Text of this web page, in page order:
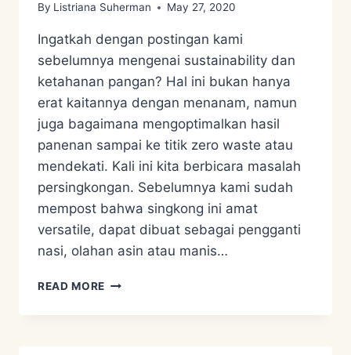
By Listriana Suherman May 27, 2020
Ingatkah dengan postingan kami
sebelumnya mengenai sustainability dan
ketahanan pangan? Hal ini bukan hanya
erat kaitannya dengan menanam, namun
juga bagaimana mengoptimalkan hasil
panenan sampai ke titik zero waste atau
mendekati. Kali ini kita berbicara masalah
persingkongan. Sebelumnya kami sudah
mempost bahwa singkong ini amat
versatile, dapat dibuat sebagai pengganti
nasi, olahan asin atau manis…
READ MORE ZERO
PLANT